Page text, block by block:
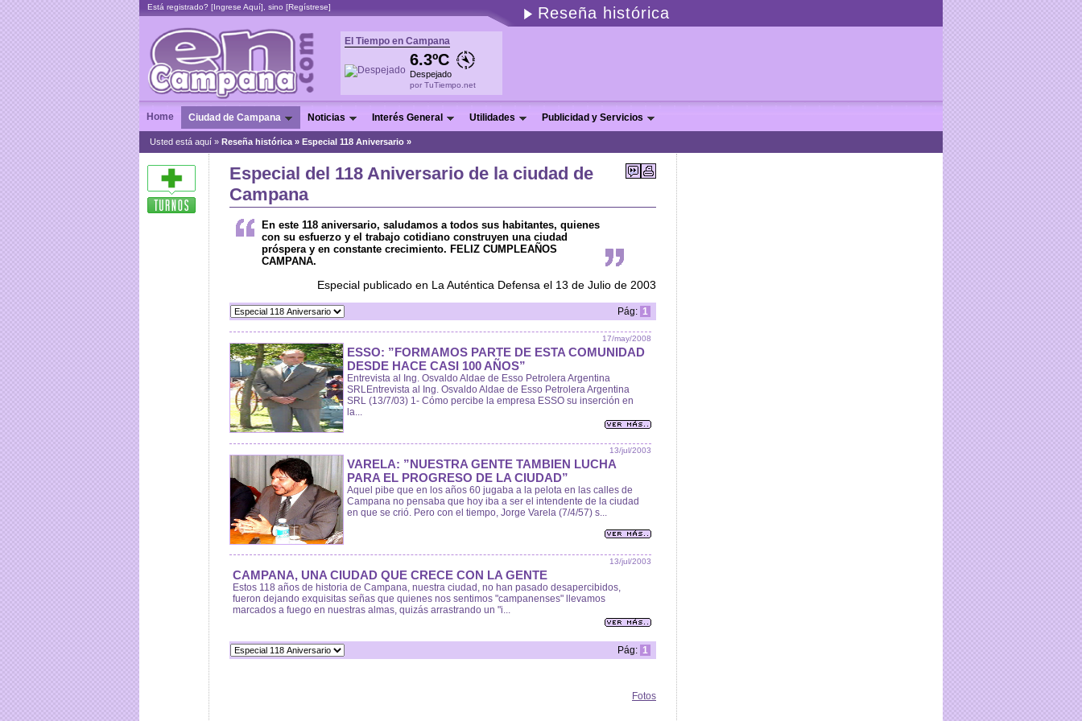
Está registrado? [Ingrese Aquí], sino [Regístrese] Reseña histórica
El Tiempo en Campana
6.3ºC
Despejado
por TuTiempo.net
Home Ciudad de Campana Noticias Interés General Utilidades Publicidad y Servicios
Usted está aquí » Reseña histórica » Especial 118 Aniversario »
Especial del 118 Aniversario de la ciudad de
Campana
En este 118 aniversario, saludamos a todos sus habitantes, quienes
con su esfuerzo y el trabajo cotidiano construyen una ciudad
próspera y en constante crecimiento. FELIZ CUMPLEAÑOS
CAMPANA.
Especial publicado en La Auténtica Defensa el 13 de Julio de 2003
Pág: 1
17/may/2008
ESSO: ”FORMAMOS PARTE DE ESTA COMUNIDAD
DESDE HACE CASI 100 AÑOS”
Entrevista al Ing. Osvaldo Aldae de Esso Petrolera Argentina
SRLEntrevista al Ing. Osvaldo Aldae de Esso Petrolera Argentina
SRL (13/7/03) 1- Cómo percibe la empresa ESSO su inserción en
la...
13/jul/2003
VARELA: ”NUESTRA GENTE TAMBIEN LUCHA
PARA EL PROGRESO DE LA CIUDAD”
Aquel pibe que en los años 60 jugaba a la pelota en las calles de
Campana no pensaba que hoy iba a ser el intendente de la ciudad
en que se crió. Pero con el tiempo, Jorge Varela (7/4/57) s...
13/jul/2003
CAMPANA, UNA CIUDAD QUE CRECE CON LA GENTE
Estos 118 años de historia de Campana, nuestra ciudad, no han pasado desapercibidos,
fueron dejando exquisitas señas que quienes nos sentimos "campanenses" llevamos
marcados a fuego en nuestras almas, quizás arrastrando un "i...
Pág: 1
Fotos